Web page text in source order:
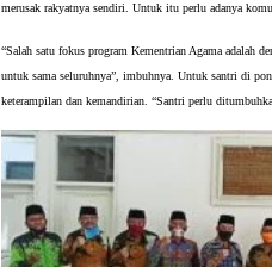
merusak rakyatnya sendiri. Untuk itu perlu adanya
“Salah satu fokus program Kementrian Agama adalah
untuk sama seluruhnya”, imbuhnya. Untuk santri di
keterampilan dan kemandirian. “Santri perlu